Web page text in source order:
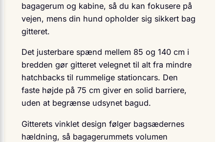
bagagerum og kabine, så du kan fokusere på
vejen, mens din hund opholder sig sikkert bag
gitteret.
Det justerbare spænd mellem 85 og 140 cm i
bredden gør gitteret velegnet til alt fra mindre
hatchbacks til rummelige stationcars. Den
faste højde på 75 cm giver en solid barriere,
uden at begrænse udsynet bagud.
Gitterets vinklet design følger bagsædernes
hældning, så bagagerummets volumen